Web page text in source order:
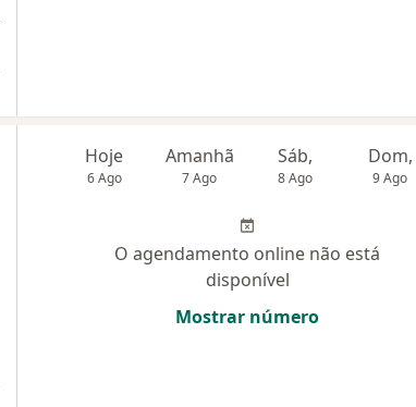
Hoje
6 Ago
Amanhã
7 Ago
Sáb,
8 Ago
Dom,
9 Ago
O agendamento online não está
disponível
Mostrar número